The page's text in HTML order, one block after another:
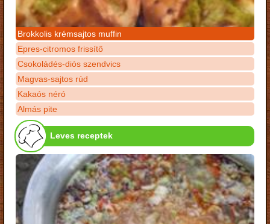
Brokkolis krémsajtos muffin
Epres-citromos frissítő
Csokoládés-diós szendvics
Magvas-sajtos rúd
Kakaós néró
Almás pite
Leves receptek